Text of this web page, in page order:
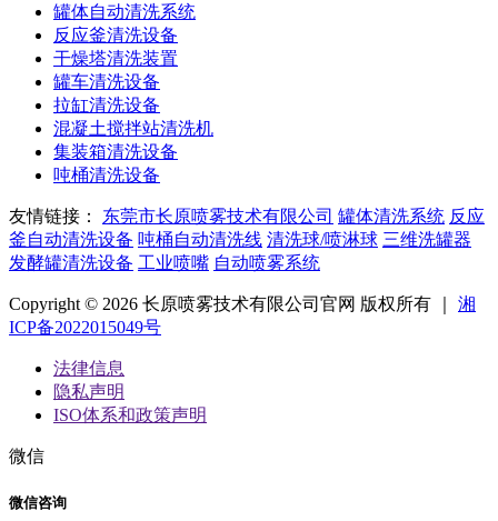
罐体自动清洗系统
反应釜清洗设备
干燥塔清洗装置
罐车清洗设备
拉缸清洗设备
混凝土搅拌站清洗机
集装箱清洗设备
吨桶清洗设备
友情链接： 东莞市长原喷雾技术有限公司 罐体清洗系统 反应
釜自动清洗设备 吨桶自动清洗线 清洗球/喷淋球 三维洗罐器
发酵罐清洗设备 工业喷嘴 自动喷雾系统
Copyright © 2026 长原喷雾技术有限公司官网 版权所有 ｜ 湘
ICP备2022015049号
法律信息
隐私声明
ISO体系和政策声明
微信
微信咨询